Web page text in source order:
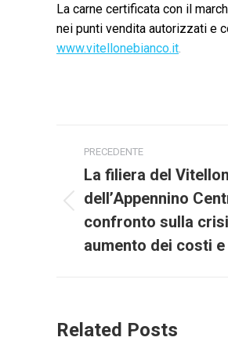
La carne certificata con il
nei punti vendita autorizzati e
www.vitellonebianco.it
Naviga
tra
post
PRECEDENTE
precedente:
La filiera del
dell’Appennino
confronto sulla
aumento dei costi
Related Posts